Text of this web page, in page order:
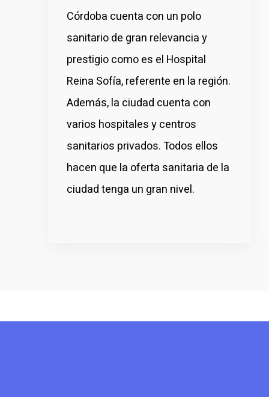
Córdoba cuenta con un polo
sanitario de gran relevancia y
prestigio como es el Hospital
Reina Sofía, referente en la región.
Además, la ciudad cuenta con
varios hospitales y centros
sanitarios privados.Todos ellos
hacen que la oferta sanitaria de la
ciudad tenga un gran nivel.